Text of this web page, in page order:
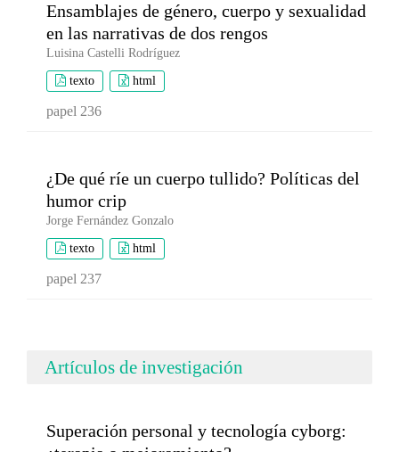
Ensamblajes de género, cuerpo y sexualidad
en las narrativas de dos rengos
Luisina Castelli Rodríguez
texto html
papel 236
¿De qué ríe un cuerpo tullido? Políticas del
humor crip
Jorge Fernández Gonzalo
texto html
papel 237
Artículos de investigación
Superación personal y tecnología cyborg: